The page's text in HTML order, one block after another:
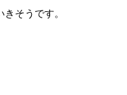
そうです。